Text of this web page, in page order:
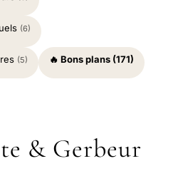
(6)
(5) 🔥 Bons plans (171)
& Gerbeur